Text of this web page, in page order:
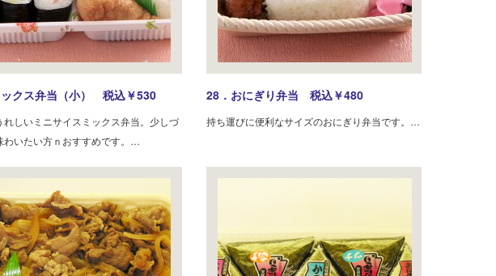
クス弁当（小） 税込￥530
れしいミニサイスミックス弁当。少しづ
わいたい方ｎおすすめです。…
28．おにぎり弁当 税込￥480
持ち運びに便利なサイズのおにぎり弁当です。…